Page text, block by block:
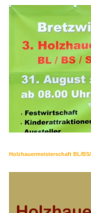
Holzhauermeisterschaft BL/BS/